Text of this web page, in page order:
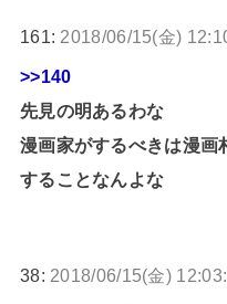
161: 2018/06/15(金)
>>140
先見の明あるわな
漫画家がするべきは漫画
することなんよな
38: 2018/06/15(金)